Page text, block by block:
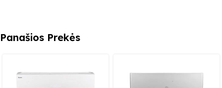
Panašios Prekės